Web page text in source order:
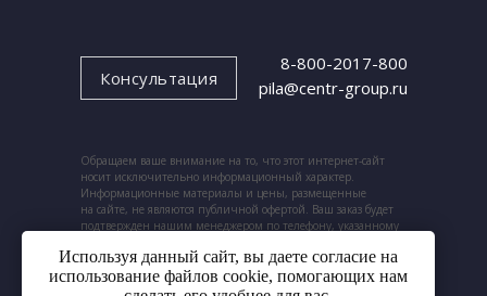
Консультация
8-800-2017-800
pila@centr-group.ru
Обращаем ваше внимание на то, что этот интернет-сайт
носит исключительно информационный характер.
Информационные материалы и цены, размещенные
на сайте, не являются публичной офертой. Ваш заказ будет
подтвержден нашим менеджером по телефону, указанному
Используя данный сайт, вы даете согласие на
использование файлов cookie, помогающих нам